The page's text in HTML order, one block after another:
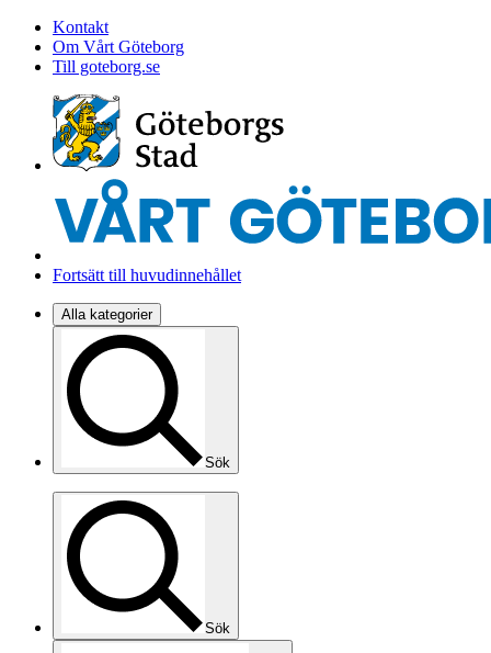
Kontakt
Om Vårt Göteborg
Till goteborg.se
Fortsätt till huvudinnehållet
Alla kategorier
Sök
Sök